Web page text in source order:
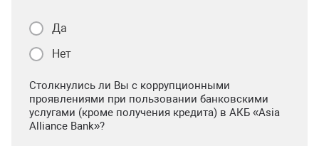
Да
Нет
Столкнулись ли Вы с коррупционными
проявлениями при пользовании банковскими
услугами (кроме получения кредита) в АКБ «Asia
Alliance Bank»?